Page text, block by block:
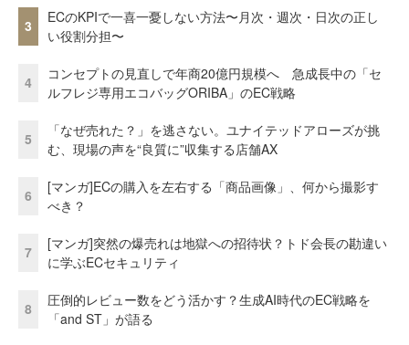
3
ECのKPIで一喜一憂しない方法〜月次・週次・日次の正し
い役割分担〜
4
コンセプトの見直しで年商20億円規模へ 急成長中の「セ
ルフレジ専用エコバッグORIBA」のEC戦略
5
「なぜ売れた？」を逃さない。ユナイテッドアローズが挑
む、現場の声を“良質に”収集する店舗AX
6
[マンガ]ECの購入を左右する「商品画像」、何から撮影す
べき？
7
[マンガ]突然の爆売れは地獄への招待状？トド会長の勘違い
に学ぶECセキュリティ
8
圧倒的レビュー数をどう活かす？生成AI時代のEC戦略を
「and ST」が語る